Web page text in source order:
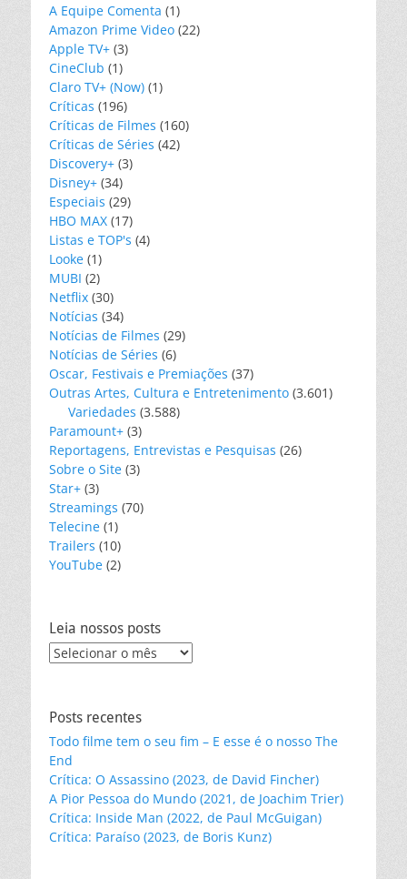
A Equipe Comenta (1)
Amazon Prime Video (22)
Apple TV+ (3)
CineClub (1)
Claro TV+ (Now) (1)
Críticas (196)
Críticas de Filmes (160)
Críticas de Séries (42)
Discovery+ (3)
Disney+ (34)
Especiais (29)
HBO MAX (17)
Listas e TOP's (4)
Looke (1)
MUBI (2)
Netflix (30)
Notícias (34)
Notícias de Filmes (29)
Notícias de Séries (6)
Oscar, Festivais e Premiações (37)
Outras Artes, Cultura e Entretenimento (3.601)
Variedades (3.588)
Paramount+ (3)
Reportagens, Entrevistas e Pesquisas (26)
Sobre o Site (3)
Star+ (3)
Streamings (70)
Telecine (1)
Trailers (10)
YouTube (2)
Leia nossos posts
Leia
Posts recentes
Todo filme tem o seu fim – E esse é o nosso The
End
Crítica: O Assassino (2023, de David Fincher)
A Pior Pessoa do Mundo (2021, de Joachim Trier)
Crítica: Inside Man (2022, de Paul McGuigan)
Crítica: Paraíso (2023, de Boris Kunz)